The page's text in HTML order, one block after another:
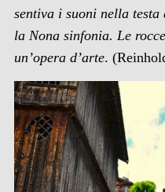
sentiva i suoni nella testa
la Nona sinfonia. Le
un’opera d’arte.